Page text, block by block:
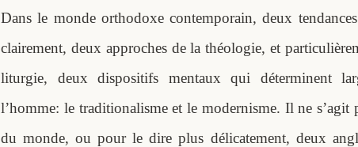
Dans le monde orthodoxe contemporain, deux
clairement, deux approches de la théologie, et
liturgie, deux dispositifs mentaux qui déterminent
l’homme: le traditionalisme et le modernisme. Il ne s’agit
du monde, ou pour le dire plus délicatement, deux